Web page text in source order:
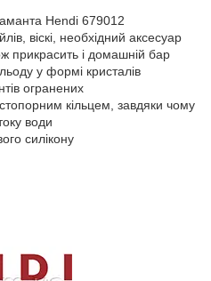
Hendi 679012
віскі, необхідний аксесуар
прикрасить і домашній бар
у формі кристалів
огранених
кільцем, завдяки чому
води
силікону